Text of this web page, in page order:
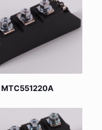
MTC551220A